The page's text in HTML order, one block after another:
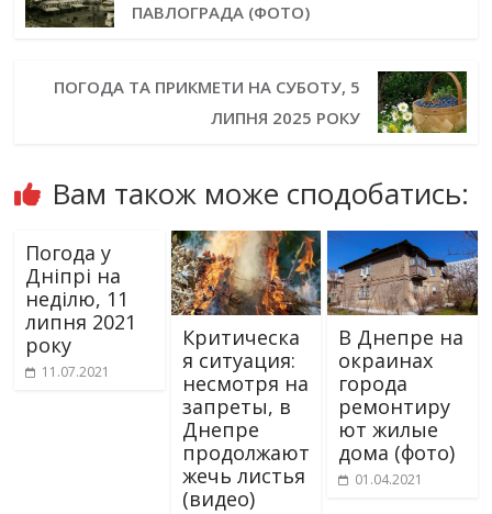
ПАВЛОГРАДА (ФОТО)
ПОГОДА ТА ПРИКМЕТИ НА СУБОТУ, 5
ЛИПНЯ 2025 РОКУ
Вам також може сподобатись:
Погода у
Дніпрі на
неділю, 11
липня 2021
року
11.07.2021
Критическа
я ситуация:
несмотря на
запреты, в
Днепре
продолжают
жечь листья
(видео)
В Днепре на
окраинах
города
ремонтиру
ют жилые
дома (фото)
01.04.2021